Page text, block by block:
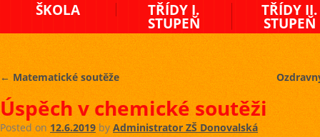
ŠKOLA TŘÍDY I.
STUPEŇ
TŘÍDY II.
STUPEŇ
← Matematické soutěže
Úspěch v chemické soutěži
Posted on 12.6.2019 by Administrator ZŠ Donovalská